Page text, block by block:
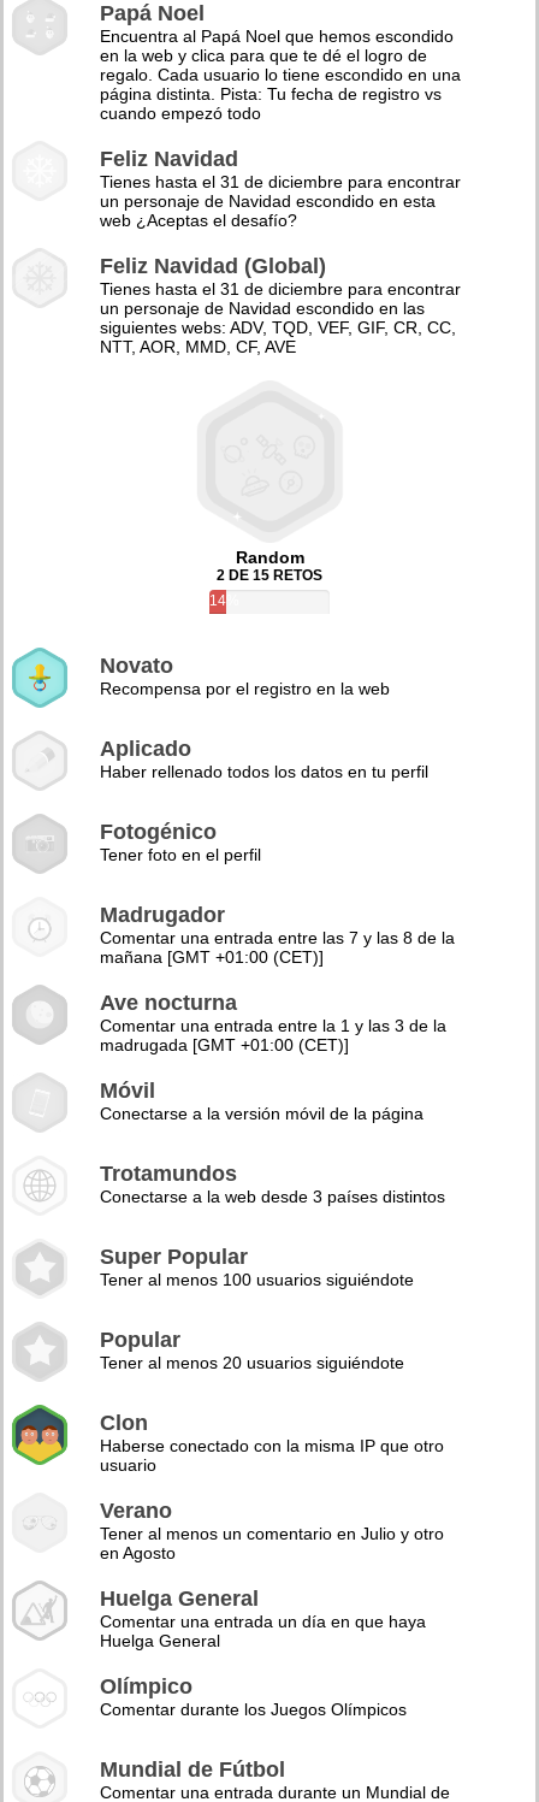
Papá Noel
Encuentra al Papá Noel que hemos escondido
en la web y clica para que te dé el logro de
regalo. Cada usuario lo tiene escondido en una
página distinta. Pista: Tu fecha de registro vs
cuando empezó todo
Feliz Navidad
Tienes hasta el 31 de diciembre para encontrar
un personaje de Navidad escondido en esta
web ¿Aceptas el desafío?
Feliz Navidad (Global)
Tienes hasta el 31 de diciembre para encontrar
un personaje de Navidad escondido en las
siguientes webs: ADV, TQD, VEF, GIF, CR, CC,
NTT, AOR, MMD, CF, AVE
Random
2 DE 15 RETOS
14%
Novato
Recompensa por el registro en la web
Aplicado
Haber rellenado todos los datos en tu perfil
Fotogénico
Tener foto en el perfil
Madrugador
Comentar una entrada entre las 7 y las 8 de la
mañana [GMT +01:00 (CET)]
Ave nocturna
Comentar una entrada entre la 1 y las 3 de la
madrugada [GMT +01:00 (CET)]
Móvil
Conectarse a la versión móvil de la página
Trotamundos
Conectarse a la web desde 3 países distintos
Super Popular
Tener al menos 100 usuarios siguiéndote
Popular
Tener al menos 20 usuarios siguiéndote
Clon
Haberse conectado con la misma IP que otro
usuario
Verano
Tener al menos un comentario en Julio y otro
en Agosto
Huelga General
Comentar una entrada un día en que haya
Huelga General
Olímpico
Comentar durante los Juegos Olímpicos
Mundial de Fútbol
Comentar una entrada durante un Mundial de